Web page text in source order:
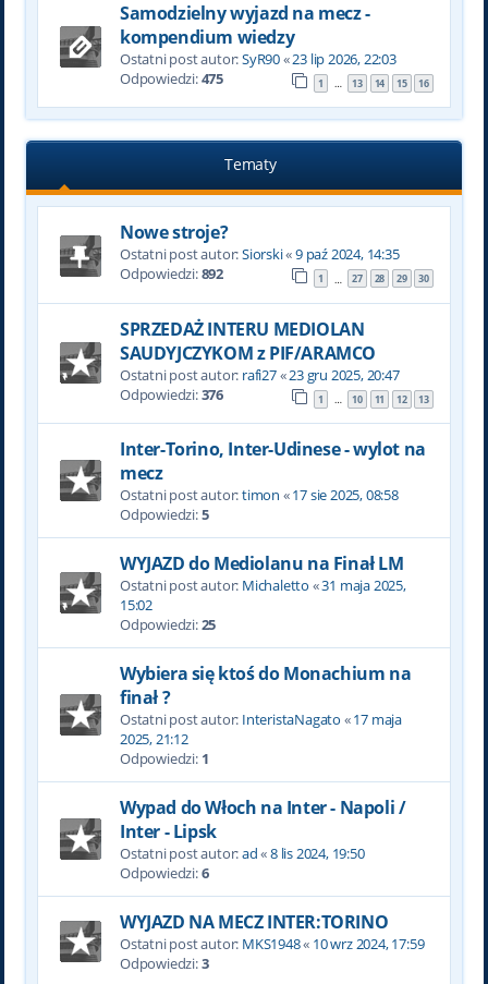
Samodzielny wyjazd na mecz -
kompendium wiedzy
Ostatni post autor:SyR90«23 lip 2026, 22:03
Odpowiedzi:475 1 … 13 14 15 16
Tematy
Nowe stroje?
Ostatni post autor:Siorski«9 paź 2024, 14:35
Odpowiedzi:892 1 … 27 28 29 30
SPRZEDAŻ INTERU MEDIOLAN
SAUDYJCZYKOM z PIF/ARAMCO
Ostatni post autor: rafi27«23 gru 2025, 20:47
Odpowiedzi:376 1 … 10 11 12 13
Inter-Torino, Inter-Udinese - wylot na
mecz
Ostatni post autor:timon «17 sie 2025, 08:58
Odpowiedzi:5
WYJAZD do Mediolanu na Finał LM
Ostatni post autor: Michaletto «31 maja 2025,
15:02
Odpowiedzi:25
Wybiera się ktoś do Monachium na
finał ?
Ostatni post autor: InteristaNagato «17 maja
2025, 21:12
Odpowiedzi: 1
Wypad do Włoch na Inter - Napoli /
Inter - Lipsk
Ostatni post autor:ad«8 lis 2024, 19:50
Odpowiedzi:6
WYJAZD NA MECZ INTER:TORINO
Ostatni post autor: MKS1948« 10 wrz 2024, 17:59
Odpowiedzi:3